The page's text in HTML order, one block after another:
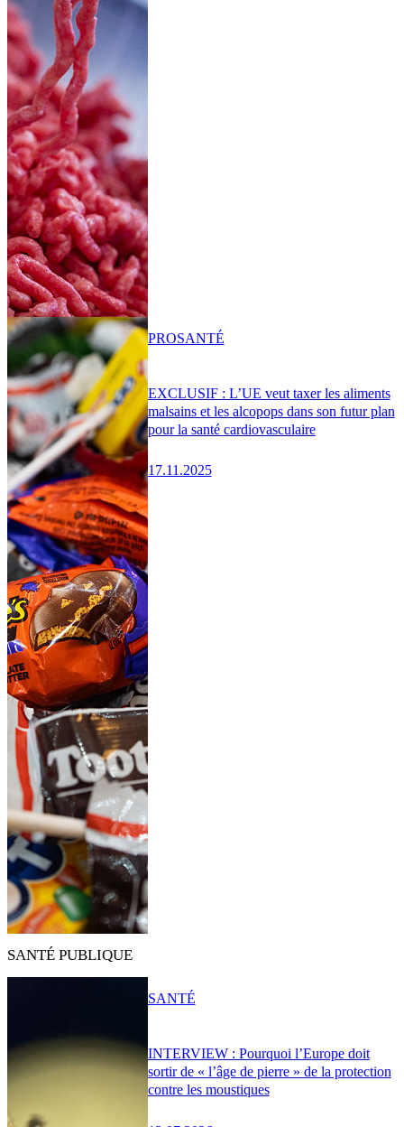
EXCLUSIF : L’UE veut taxer les aliments
malsains et les alcopops dans son futur plan
pour la santé cardiovasculaire
17.11.2025
PROSANTÉ
SANTÉ PUBLIQUE
INTERVIEW : Pourquoi l’Europe doit
sortir de « l’âge de pierre » de la protection
contre les moustiques
SANTÉ